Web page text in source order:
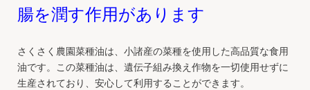
腸を潤す作用があります
さくさく農園菜種油は、小諸産の菜種を使用した高品質な食用
油です。この菜種油は、遺伝子組み換え作物を一切使用せずに
生産されており、安心して利用することができます。